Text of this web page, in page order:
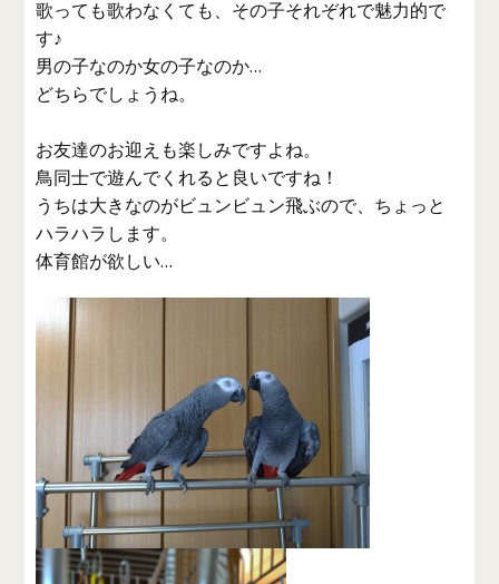
歌っても歌わなくても、その子それぞれで魅力的で
す♪
男の子なのか女の子なのか…
どちらでしょうね。
お友達のお迎えも楽しみですよね。
鳥同士で遊んでくれると良いですね！
うちは大きなのがビュンビュン飛ぶので、ちょっと
ハラハラします。
体育館が欲しい…